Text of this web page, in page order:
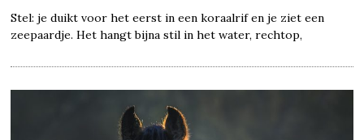
Stel: je duikt voor het eerst in een koraalrif en je ziet een
zeepaardje. Het hangt bijna stil in het water, rechtop,